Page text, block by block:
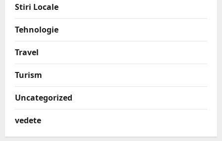
Stiri Locale
Tehnologie
Travel
Turism
Uncategorized
vedete